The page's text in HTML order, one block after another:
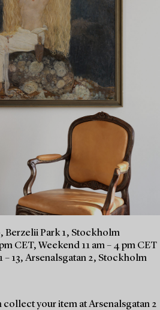
Berzelii Park 1, Stockholm
CET, Weekend 11 am – 4 pm CET
– 13, Arsenalsgatan 2, Stockholm
collect your item at Arsenalsgatan 2